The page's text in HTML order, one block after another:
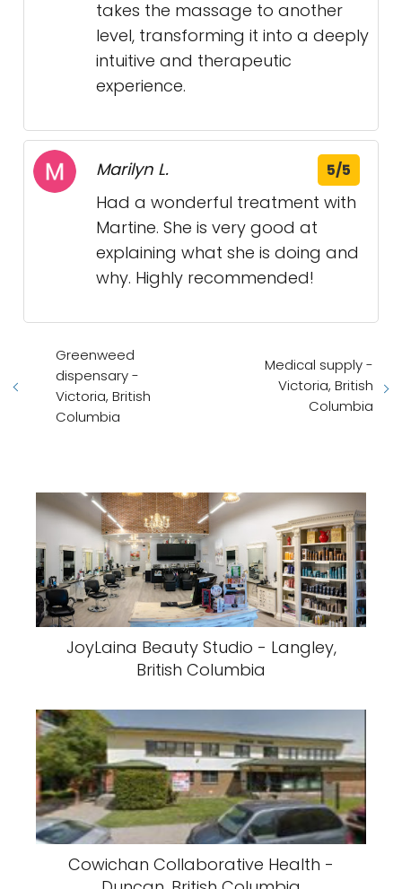
takes the massage to another
level, transforming it into a deeply
intuitive and therapeutic
experience.
Marilyn L. 5/5
Had a wonderful treatment with
Martine. She is very good at
explaining what she is doing and
why. Highly recommended!
Greenweed
dispensary -
Victoria, British
Columbia
Medical supply -
Victoria, British
Columbia
JoyLaina Beauty Studio - Langley,
British Columbia
Cowichan Collaborative Health -